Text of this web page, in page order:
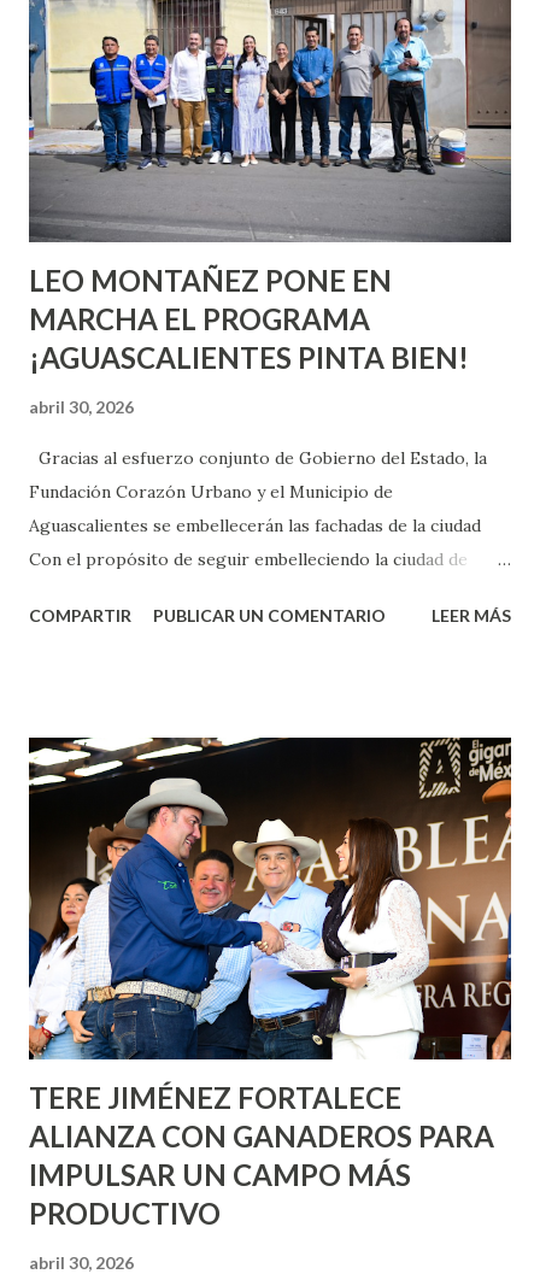
o expertas en el tema. Siempre hay algo nuevo que
aprender y nuevas experiencias que conocer. Si eres una
chica y aún no has tenido relaciones sexuales, tal vez
pienses que el sexo será increíble y no puedas esperar para
experimentarlo, pero como cualquier persona con
experiencia te dirá, siempre es mejor cuando ambas partes
son suficientemen...
LEO MONTAÑEZ PONE EN
MARCHA EL PROGRAMA
¡AGUASCALIENTES PINTA BIEN!
abril 30, 2026
Gracias al esfuerzo conjunto de Gobierno del Estado, la
Fundación Corazón Urbano y el Municipio de
Aguascalientes se embellecerán las fachadas de la ciudad
Con el propósito de seguir embelleciendo la ciudad de
municipal, Leo Montañez dio inicio al programa
Corazón Urbano y el Municipio capital. Leo Montañez
informó que en este programa se usarán cerca de 90 mil
metros cuadrados de pintura, para dar inicio en la calle
Nieto, entre Jesús F. Elizondo y la calle 22 de Octubre, con
lo que se aplicará pintura en 66 casas. Posteriormente se
llevará este programa a Villas de Nuestra Señora de la
Asunción, Avenida Alameda y Decreto 27 de Septiembre, en
los edificios FOVISSSTE Ojo de Agua, en la comunidad
Norias de Paso Hondo y en los edificios de...
COMPARTIR PUBLICAR UN COMENTARIO LEER MÁS
TERE JIMÉNEZ FORTALECE
ALIANZA CON GANADEROS PARA
IMPULSAR UN CAMPO MÁS
PRODUCTIVO
abril 30, 2026